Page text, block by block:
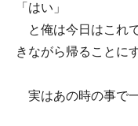
「はい」
と俺は今日はこれ
きながら帰ることに
実はあの時の事で